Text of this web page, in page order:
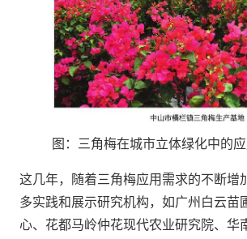
图：三角梅在城市立体绿化中的应
这几年，随着三角梅应用需求的不断增
多实践和展示研究机构，如广州白云苗
心、花都马岭仲花现代农业研究院、华